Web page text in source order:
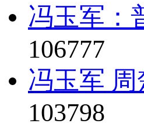
冯玉军：
106777
冯玉军
103798